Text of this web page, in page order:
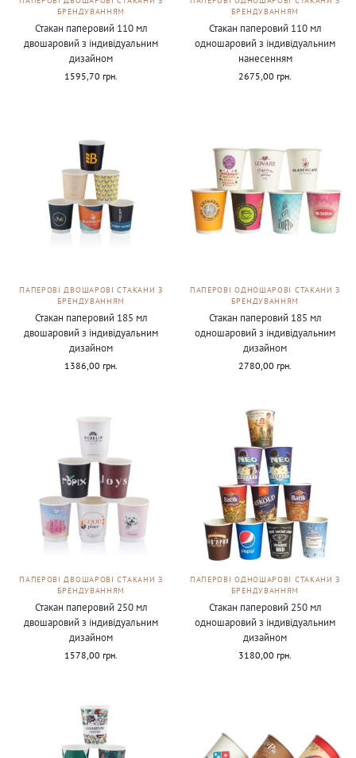
БРЕНДУВАННЯМ
Стакан паперовий 110 мл
двошаровий з індивідуальним
дизайном
1595,70 грн.
БРЕНДУВАННЯМ
Стакан паперовий 110 мл
одношаровий з індивідуальним
нанесенням
2675,00 грн.
ПАПЕРОВІ ДВОШАРОВІ СТАКАНИ З
БРЕНДУВАННЯМ
Стакан паперовий 185 мл
двошаровий з індивідуальним
дизайном
1386,00 грн.
ПАПЕРОВІ ОДНОШАРОВІ СТАКАНИ З
БРЕНДУВАННЯМ
Стакан паперовий 185 мл
одношаровий з індивідуальним
дизайном
2780,00 грн.
ПАПЕРОВІ ДВОШАРОВІ СТАКАНИ З
БРЕНДУВАННЯМ
Стакан паперовий 250 мл
двошаровий з індивідуальним
дизайном
1578,00 грн.
ПАПЕРОВІ ОДНОШАРОВІ СТАКАНИ З
БРЕНДУВАННЯМ
Стакан паперовий 250 мл
одношаровий з індивідуальним
дизайном
3180,00 грн.